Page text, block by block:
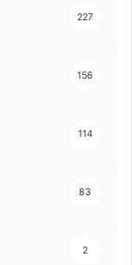
227
156
114
83
2